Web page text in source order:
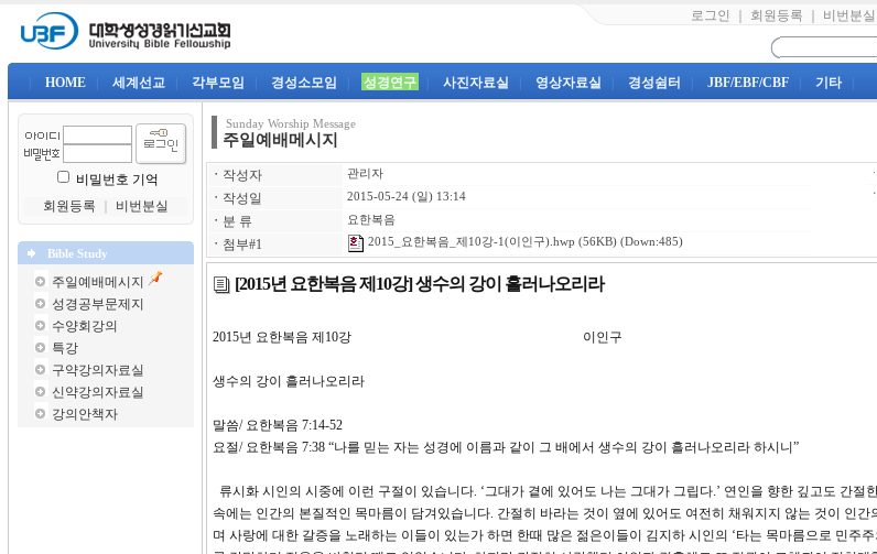
로그인 회원등록 비번분실
HOME 세계선교 각부모임 경성소모임 성경연구 사진자료실 영상자료실 경성쉼터 JBF/EBF/CBF 기타
비밀번호 기억
회원등록
비번분실
Bible Study
주일예배메시지
성경공부문제지
수양회강의
특강
구약강의자료실
신약강의자료실
강의안책자
Sunday Worship Message
주일예배메시지
ㆍ 작성자 관리자
ㆍ 작성일 2015-05-24 (일) 13:14
ㆍ 분 류 요한복음
ㆍ 첨부#1 2015_요한복음_제10강-1(이인구).hwp (56KB) (Down:485)
ㆍ
[2015년 요한복음 제10강] 생수의 강이 흘러나오리라
2015년 요한복음 제10강 이인구
생수의 강이 흘러나오리라
말씀/ 요한복음 7:14-52
요절/ 요한복음 7:38 “나를 믿는 자는 성경에 이름과 같이 그 배에서 생수의 강이 흘러나오리라 하시니”
류시화 시인의 시중에 이런 구절이 있습니다. ‘그대가 곁에 있어도 나는 그대가 그립다.’ 연인을 향한 깊고도 간절
속에는 인간의 본질적인 목마름이 담겨있습니다. 간절히 바라는 것이 옆에 있어도 여전히 채워지지 않는 것이 인간
며 사랑에 대한 갈증을 노래하는 이들이 있는가 하면 한때 많은 젊은이들이 김지하 시인의 ‘타는 목마름으로 민주